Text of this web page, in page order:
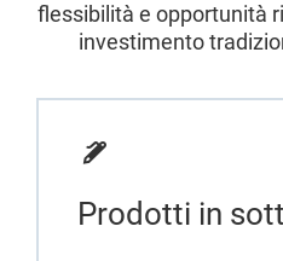
flessibilità e opportunità
investimento
Prodotti in